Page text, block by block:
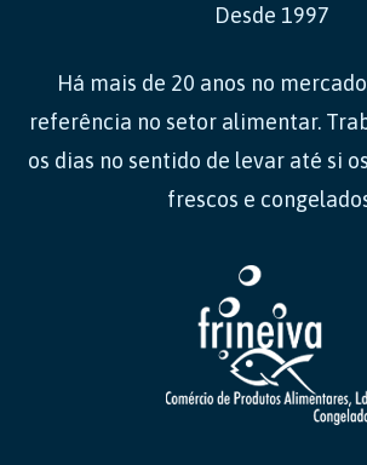
Desde 1997
Há mais de 20 anos no
referência no setor alimentar.
os dias no sentido de levar até si
frescos e